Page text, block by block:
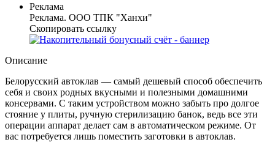
Реклама
Реклама. ООО ТПК "Ханхи"
Скопировать ссылку
Описание
Белорусский автоклав — самый дешевый способ обеспечить
себя и своих родных вкусными и полезными домашними
консервами. С таким устройством можно забыть про долгое
стояние у плиты, ручную стерилизацию банок, ведь все эти
операции аппарат делает сам в автоматическом режиме. От
вас потребуется лишь поместить заготовки в автоклав.